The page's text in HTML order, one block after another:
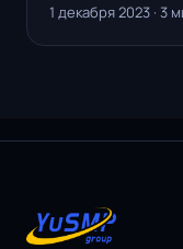
1 декабря 2023 · 3